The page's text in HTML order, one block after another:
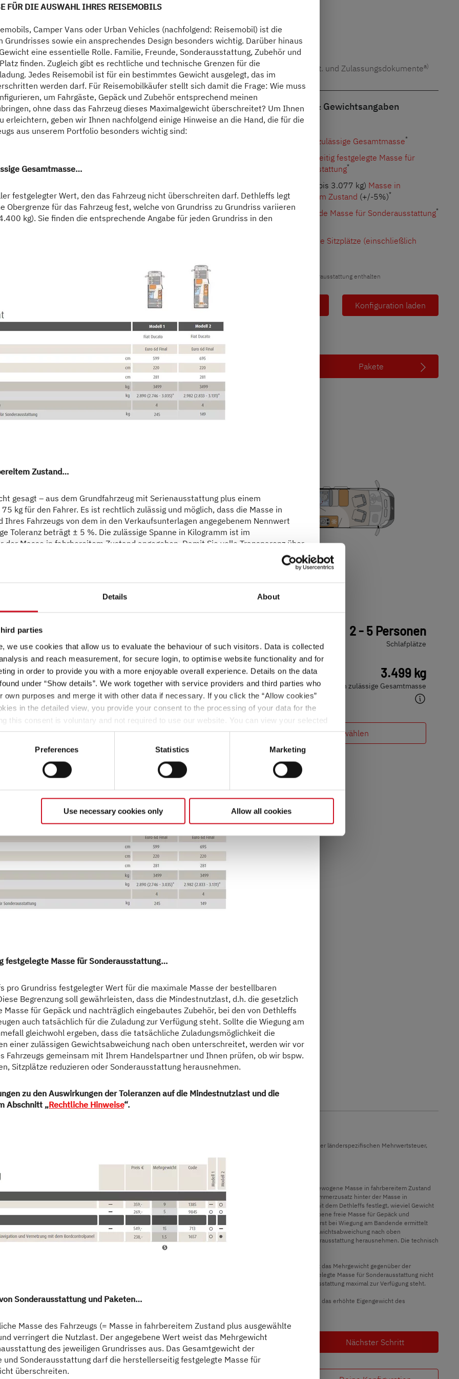
Details About
parties
we use cookies that allow us to evaluate the behaviour of such visitors. Data is collected
and reach measurement, for secure login, to optimise website functionality and for
in order to provide you with a more enjoyable overall experience. Details on the data
under “Show details”. We work together with service providers and third parties who
own purposes and merge it with other data if necessary. If you click the “Allow cookies”
in the detailed view, you provide your consent to the processing of your data for the
this consent is voluntary and not required to use our website. You can view your selected
deselect or change them later (such as by using the fingerprint button at the bottom left of
information in our Privacy Policy.
Preferences Statistics Marketing
Use necessary cookies only Allow all cookies
Grundpreis inkl. MwSt.
70.115,– €
Fahrzeugpreis inkl. MwSt. und Zulassungsdokumentea)
Wichtige Fahrzeug- & Gewichtsangaben
Technisch zulässige Gesamtmasse*
Herstellerseitig festgelegte Masse für
Sonderausstattung*
( 2.784 kg bis 3.077 kg) Masse in
fahrbereitem Zustand (+/-5%)*
239 kg Verbleibende Masse für Sonderausstattung*
Zugelassene Sitzplätze (einschließlich
Abbildung kann zum Teil Sonderausstattung enthalten
Konfiguration laden
Schritt 1 / 8
Grundriss Pakete
600 DS Active
67.490,– €
Preis ab a) Schlafplätze
5,99 m
Länge
3.499 kg
Technisch zulässige Gesamtmasse
Modell auswählen
600 ES Active
Preis ab
2 - 5 Personen
Schlafplätze
5,99 m
Länge
3.499 kg
Technisch zulässige Gesamtmasse
Modell auswählen
640 ES Active
Preis ab a)
6,36 m
Länge
3.499 kg
Technisch zulässige Gesamtmasse
Ausgewählt
Verkaufspreisen basiert. Preise in anderen Ländern können aufgrund der Währungsumrechnung und der länderspezifischen Mehrwertsteuer,
nach den für das jeweilige Land geltenden Preisen zu fragen, um den aktuellsten Stand zu erfahren.
Sie können von anderen Modellen oder Ausstattungsvarianten stammen und abweichen.
im Typgenehmigungsverfahren festgelegten Standardwert. Aufgrund von Fertigungstoleranzen kann die real gewogene Masse in fahrbereitem Zustand
Masse in fahrbereitem Zustand sind rechtlich zulässig und möglich. Die zulässige Spanne in Kilogramm ist im Klammerzusatz hinter der Masse in
für Sonderausstattung handelt es sich um einen für jeden Typ und Grundriss ermittelten kalkulatorischen Wert, mit dem Dethleffs festlegt, wieviel Gewicht
Begrenzung der Sonderausstattung soll gewährleisten, dass die Mindestnutzlast, d.h. die gesetzlich vorgeschriebene freie Masse für Gepäck und
auch tatsächlich für die Zuladung zur Verfügung steht. Das reale Gewicht deines Fahrzeugs ab Werk kann erst bei Wiegung am Bandende ermittelt
trotz der Begrenzung der Sonderausstattung die Mindestnutzlast wegen einer zulässigen Gewichtsabweichung nach oben
deinem Handelspartner und dir prüfen, ob wir bspw. das Fahrzeug auflasten, Sitzplätze reduzieren oder Sonderausstattung herausnehmen. Die technisch
auf der Achse dürfen nicht überschritten werden.
Fahrzeugs und verringert die Nutzlast. Das angegebene Mehrgewicht für Pakete und Sonderausstattung weist das Mehrgewicht gegenüber der
der ausgewählten Sonderausstattung darf die in den Modellübersichten angegebene herstellerseitig festgelegte Masse für Sonderausstattung nicht
kalkulatorischen Wert, mit dem Dethleffs festlegt, wieviel Gewicht für werkseitig eingebaute Sonderausstattung maximal zur Verfügung steht.
Die Erhöhung ergibt sich aus der höheren Nutzlast durch das alternative Fahrgestell. Hiervon sind das erhöhte Eigengewicht des
schwerere Motorvarianten (z. B. 180 PS) abzuziehen.
des Fahrzeugs fidnest du im Abschnitt " Gewichtsinformationen".
Nächster Schritt
FÜR DIE AUSWAHL IHRES REISEMOBILS
Camper Vans oder Urban Vehicles (nachfolgend: Reisemobil) ist die
Grundrisses sowie ein ansprechendes Design besonders wichtig. Darüber hinaus
eine essentielle Rolle. Familie, Freunde, Sonderausstattung, Zubehör und
finden. Zugleich gibt es rechtliche und technische Grenzen für die
Jedes Reisemobil ist für ein bestimmtes Gewicht ausgelegt, das im
werden darf. Für Reisemobilkäufer stellt sich damit die Frage: Wie muss
um Fahrgäste, Gepäck und Zubehör entsprechend meinen
ohne dass das Fahrzeug dieses Maximalgewicht überschreitet? Um Ihnen
erleichtern, geben wir Ihnen nachfolgend einige Hinweise an die Hand, die für die
aus unserem Portfolio besonders wichtig sind:
Gesamtmasse…
festgelegter Wert, den das Fahrzeug nicht überschreiten darf. Dethleffs legt
Obergrenze für das Fahrzeug fest, welche von Grundriss zu Grundriss variieren
kg). Sie finden die entsprechende Angabe für jeden Grundriss in den
Zustand…
gesagt – aus dem Grundfahrzeug mit Serienausstattung plus einem
kg für den Fahrer. Es ist rechtlich zulässig und möglich, dass die Masse in
Fahrzeugs von dem in den Verkaufsunterlagen angegebenem Nennwert
Toleranz beträgt ± 5 %. Die zulässige Spanne in Kilogramm ist im
der Masse in fahrbereitem Zustand angegeben. Damit Sie volle Transparenz über
haben, wiegt [Marke] jedes Fahrzeug am Bandende und teilt Ihrem
(einschließlich Fahrer)…
im sogenannten Typgenehmigungsverfahren festgelegt. Dadurch ergibt sich
der Mitfahrer. Hierfür wird mit einem Pauschalgewicht von 75 kg pro Fahrgast
Detaillierte Erläuterungen zur Masse der Mitfahrer finden Sie im Abschnitt
“
festgelegte Masse für Sonderausstattung…
pro Grundriss festgelegter Wert für die maximale Masse der bestellbaren
Begrenzung soll gewährleisten, dass die Mindestnutzlast, d.h. die gesetzlich
Masse für Gepäck und nachträglich eingebautes Zubehör, bei den von Dethleffs
auch tatsächlich für die Zuladung zur Verfügung steht. Sollte die Wiegung am
gleichwohl ergeben, dass die tatsächliche Zuladungsmöglichkeit die
einer zulässigen Gewichtsabweichung nach oben unterschreitet, werden wir vor
Fahrzeugs gemeinsam mit Ihrem Handelspartner und Ihnen prüfen, ob wir bspw.
Sitzplätze reduzieren oder Sonderausstattung herausnehmen.
zu den Auswirkungen der Toleranzen auf die Mindestnutzlast und die
Abschnitt „Rechtliche Hinweise“.
Sonderausstattung und Paketen…
Masse des Fahrzeugs (= Masse in fahrbereitem Zustand plus ausgewählte
verringert die Nutzlast. Der angegebene Wert weist das Mehrgewicht
des jeweiligen Grundrisses aus. Das Gesamtgewicht der
und Sonderausstattung darf die herstellerseitig festgelegte Masse für
überschreiten.